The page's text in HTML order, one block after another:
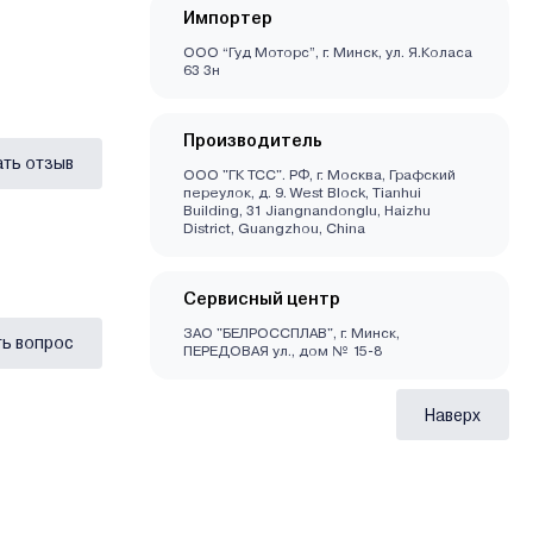
отзыв
вопрос
Импортер
ООО “Гуд Моторс”, г. Минск, ул. Я.Коласа
63 3н
Производитель
ООО "ГК ТСС". РФ, г. Москва, Графский
переулок, д. 9. West Block, Tianhui
Building, 31 Jiangnandonglu, Haizhu
District, Guangzhou, China
Сервисный центр
ЗАО "БЕЛРОССПЛАВ", г. Минск,
ПЕРЕДОВАЯ ул., дом № 15-8
Наверх